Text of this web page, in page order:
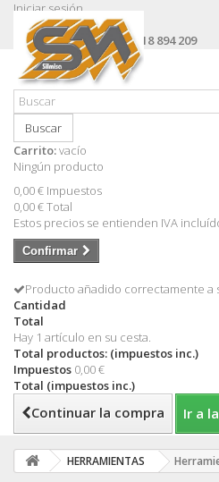
Iniciar sesión
Contacte con nosotros
Llámanos ahora:+34 618 894 209
Buscar
Carrito:vacío
Ningún producto
0,00 € Impuestos
0,00 €Total
Estos precios se entienden IVA
Confirmar
Producto añadido correctamente a
Cantidad
Total
Hay 1 artículo en su cesta.
Total productos: (impuestos inc.)
Impuestos 0,00 €
Total (impuestos inc.)
Continuar la compra Ir a
HERRAMIENTAS